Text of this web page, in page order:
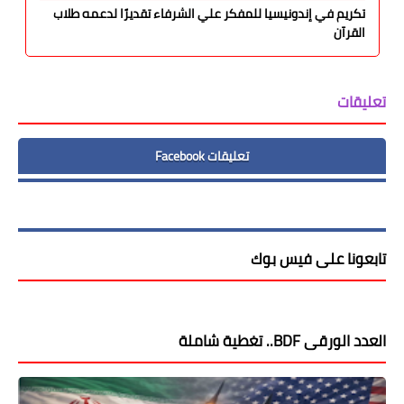
تكريم في إندونيسيا للمفكر علي الشرفاء تقديرًا لدعمه طلاب
القرآن
تعليقات
تعليقات Facebook
تابعونا على فيس بوك
العدد الورقى BDF.. تغطية شاملة